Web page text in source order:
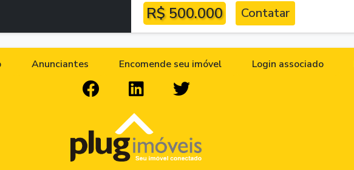
R$ 500.000 Contatar
Anunciantes Encomende seu imóvel Login associado